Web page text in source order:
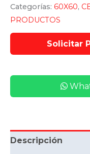
Categorías: 60X60,
PRODUCTOS
Descripción